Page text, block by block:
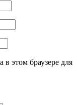
в этом браузере для